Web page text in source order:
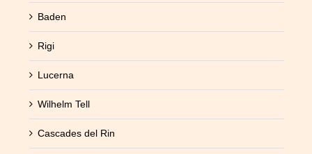
Baden
Rigi
Lucerna
Wilhelm Tell
Cascades del Rin